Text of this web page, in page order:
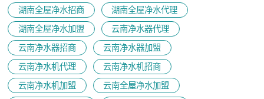
湖南全屋净水招商
湖南全屋净水代理
湖南全屋净水加盟
云南净水器代理
云南净水器招商
云南净水器加盟
云南净水机代理
云南净水机招商
云南净水机加盟
云南全屋净水加盟